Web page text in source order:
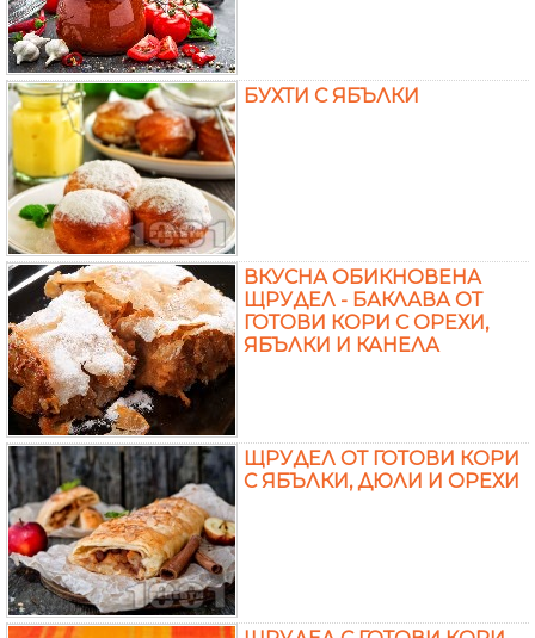
БУХТИ С ЯБЪЛКИ
ВКУСНА ОБИКНОВЕНА
ЩРУДЕЛ - БАКЛАВА ОТ
ГОТОВИ КОРИ С ОРЕХИ,
ЯБЪЛКИ И КАНЕЛА
ЩРУДЕЛ ОТ ГОТОВИ КОРИ
С ЯБЪЛКИ, ДЮЛИ И ОРЕХИ